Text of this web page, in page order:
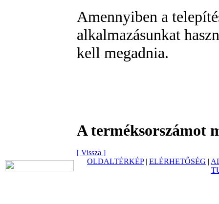
Amennyiben a
alkalmazásunkat
kell megadnia.
A terméksorszámot
[ Vissza ]
OLDALTÉRKÉP| ELÉRHETŐSÉG |